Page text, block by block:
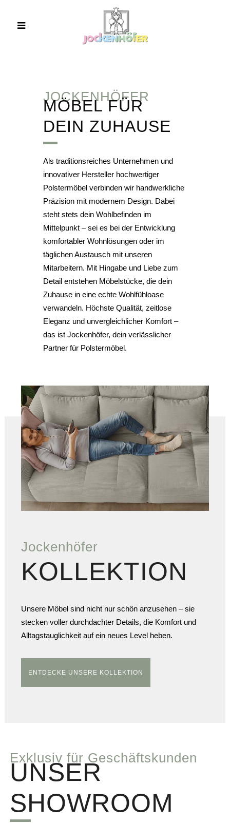
JOCKENHÖFER
MÖBEL FÜR
DEIN ZUHAUSE
Als traditionsreiches Unternehmen und
innovativer Hersteller hochwertiger
Polstermöbel verbinden wir handwerkliche
Präzision mit modernem Design. Dabei
steht stets dein Wohlbefinden im
Mittelpunkt – sei es bei der Entwicklung
komfortabler Wohnlösungen oder im
täglichen Austausch mit unseren
Mitarbeitern. Mit Hingabe und Liebe zum
Detail entstehen Möbelstücke, die dein
Zuhause in eine echte Wohlfühloase
verwandeln. Höchste Qualität, zeitlose
Eleganz und unvergleichlicher Komfort –
das ist Jockenhöfer, dein verlässlicher
Partner für Polstermöbel.
Jockenhöfer
KOLLEKTION
Unsere Möbel sind nicht nur schön anzusehen – sie
stecken voller durchdachter Details, die Komfort und
Alltagstauglichkeit auf ein neues Level heben.
ENTDECKE UNSERE KOLLEKTION
Exklusiv für Geschäftskunden
UNSER
SHOWROOM